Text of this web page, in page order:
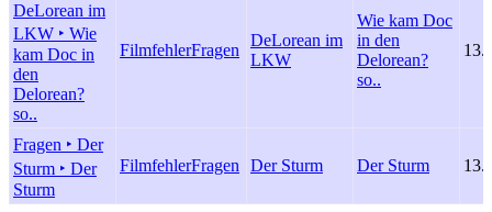
DeLorean im
LKW ‣ Wie
kam Doc in
den
Delorean?
so..
FilmfehlerFragen
DeLorean im
LKW
Wie kam Doc
in den
Delorean?
so..
Fragen ‣ Der
Sturm ‣ Der
Sturm
FilmfehlerFragen Der Sturm Der Sturm